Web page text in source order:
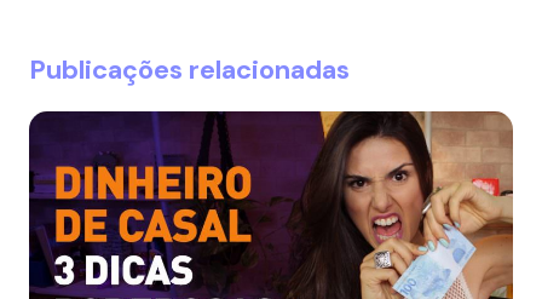
Publicações relacionadas